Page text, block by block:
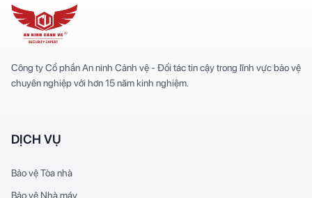
Công ty Cổ phần An ninh Cảnh vệ - Đối tác tin cậy trong lĩnh vực bảo vệ
chuyên nghiệp với hơn 15 năm kinh nghiệm.
DỊCH VỤ
Bảo vệ Tòa nhà
Bảo vệ Nhà máy